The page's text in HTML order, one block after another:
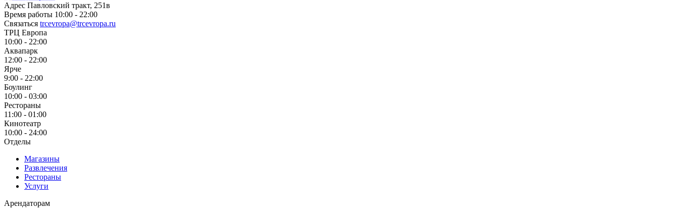
Адрес Павловский тракт, 251в
Время работы 10:00 - 22:00
Связаться trcevropa@trcevropa.ru
ТРЦ Европа
10:00 - 22:00
Аквапарк
12:00 - 22:00
Ярче
9:00 - 22:00
Боулинг
10:00 - 03:00
Рестораны
11:00 - 01:00
Кинотеатр
10:00 - 24:00
Отделы
Магазины
Развлечения
Рестораны
Услуги
Арендаторам